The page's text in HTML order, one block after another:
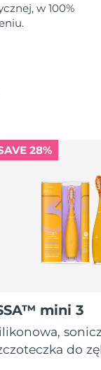
w 100%
28%
mini 3
do